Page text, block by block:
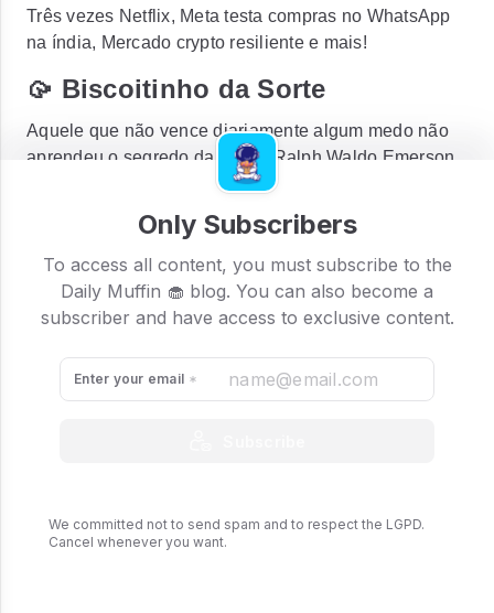
Três vezes Netflix, Meta testa compras no WhatsApp
na índia, Mercado crypto resiliente e mais!
🥠 Biscoitinho da Sorte
Aquele que não vence diariamente algum medo não
aprendeu o segredo da vida. - Ralph Waldo Emerson
Only Subscribers
To access all content, you must subscribe to the
Daily Muffin 🧁 blog. You can also become a
subscriber and have access to exclusive content.
Enter your email
We committed not to send spam and to respect the LGPD.
Cancel whenever you want.